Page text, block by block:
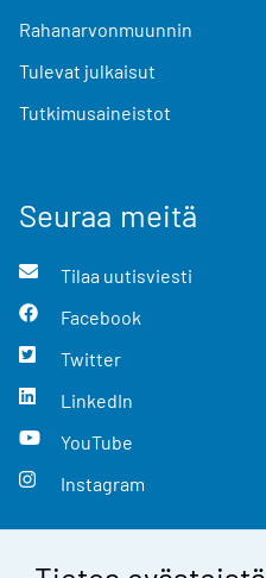
Rahanarvonmuunnin
Tulevat julkaisut
Tutkimusaineistot
Seuraa meitä
Tilaa uutisviesti
Facebook
Twitter
LinkedIn
YouTube
Instagram